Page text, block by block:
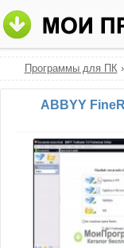
Программы для ПК›
ABBYY